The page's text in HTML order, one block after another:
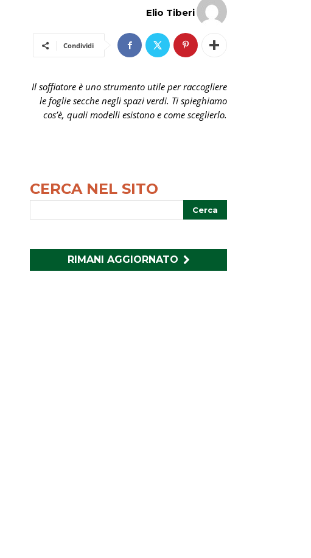
Elio Tiberi
Condividi
Il soffiatore è uno strumento utile per raccogliere
le foglie secche negli spazi verdi. Ti spieghiamo
cos’è, quali modelli esistono e come sceglierlo.
CERCA NEL SITO
RIMANI AGGIORNATO